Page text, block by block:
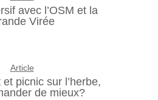
avec l’OSM et la
Virée
Article
picnic sur l’herbe,
de mieux?